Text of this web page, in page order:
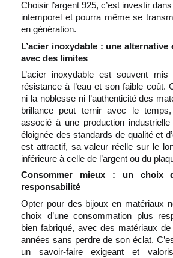
Choisir l’argent 925, c’est investir
intemporel et pourra même se
en génération.
L’acier inoxydable : une alternative
avec des limites
L’acier inoxydable est souvent
résistance à l’eau et son faible coût.
ni la noblesse ni l’authenticité des
brillance peut ternir avec le
associé à une production
éloignée des standards de qualité et
est attractif, sa valeur réelle sur le
inférieure à celle de l’argent ou du
Consommer mieux : un choix
responsabilité
Opter pour des bijoux en matériaux
choix d’une consommation plus
bien fabriqué, avec des matériaux
années sans perdre de son éclat.
un savoir-faire exigeant et